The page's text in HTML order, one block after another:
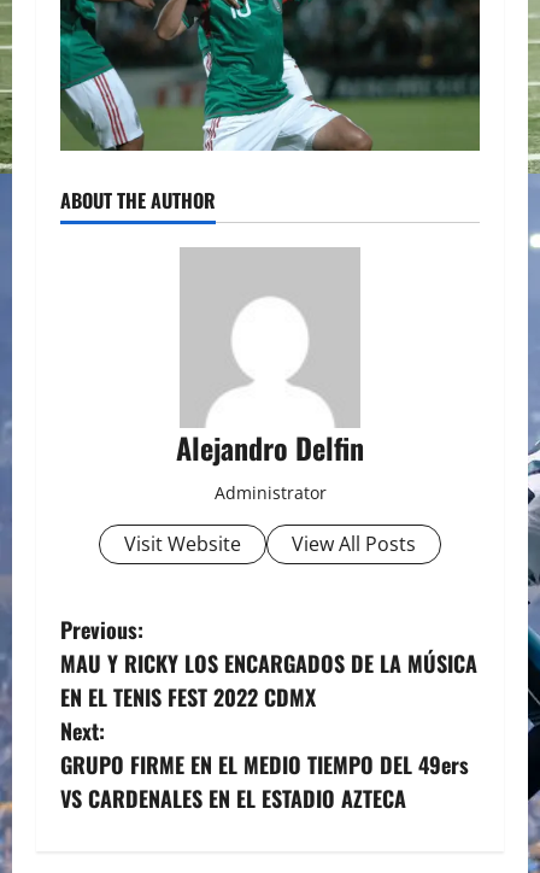
ABOUT THE AUTHOR
Alejandro Delfin
Administrator
Visit Website View All Posts
P
o
s
t
Previous:
MAU Y RICKY LOS ENCARGADOS DE LA MÚSICA
EN EL TENIS FEST 2022 CDMX
Next:
GRUPO FIRME EN EL MEDIO TIEMPO DEL 49ers
VS CARDENALES EN EL ESTADIO AZTECA